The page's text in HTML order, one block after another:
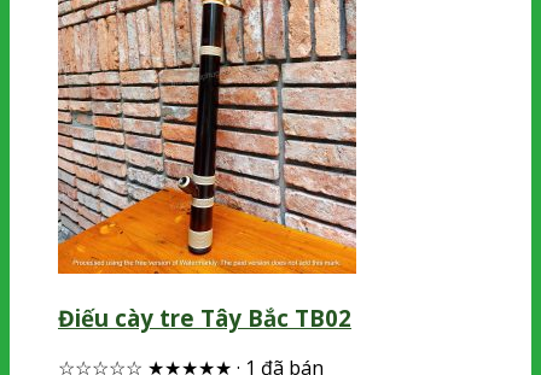
Điếu cày tre Tây Bắc TB02
☆☆☆☆☆ ★★★★★ · 1 đã bán